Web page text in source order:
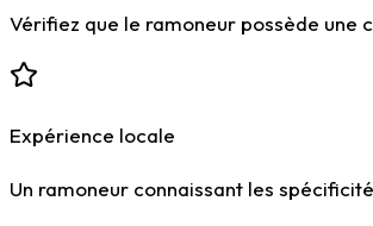
Vérifiez que le ramoneur possède
Expérience locale
Un ramoneur connaissant les